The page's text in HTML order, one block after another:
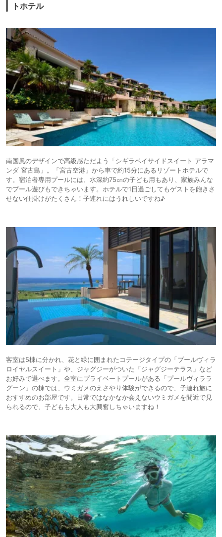
トホテル
南国風のデザインで高級感ただよう「シギラベイサイドスイート アラマ
ンダ 宮古島」。「宮古空港」から車で約15分にあるリゾートホテルで
す。宿泊者専用プールには、水深約75㎝の子ども用もあり、家族みんな
でプール遊びもできちゃいます。ホテルで1日過ごしてもゲストを飽きさ
せない仕掛けがたくさん！子連れにはうれしいですね♪
客室は5棟に分かれ、花と緑に囲まれたコテージタイプの「プールヴィラ
ロイヤルスイート」や、ジャグジーがついた「ジャグジーテラス」など
お好みで選べます。全室にプライベートプールがある「プールヴィララ
グーン」の棟では、ウミガメのえさやり体験ができるので、子連れ旅に
おすすめのお部屋です。日常ではなかなか会えないウミガメを間近で見
られるので、子どもも大人も大興奮しちゃいますね！